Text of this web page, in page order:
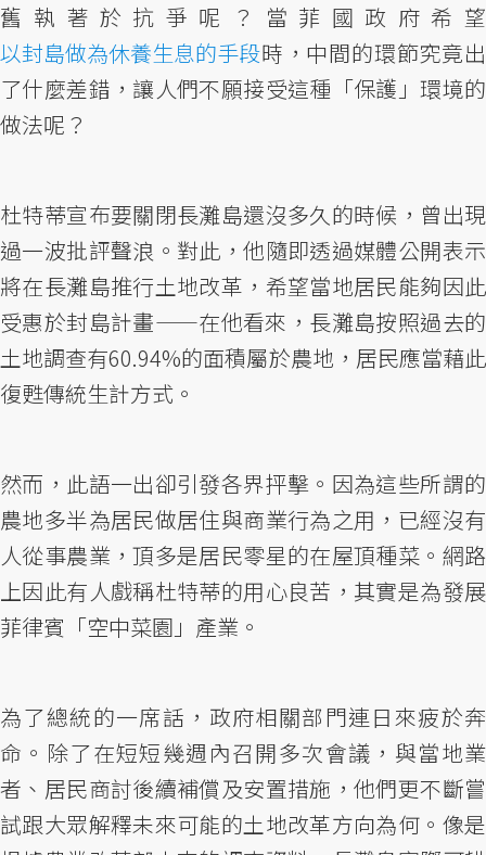
舊執著於抗爭呢？當菲國政府希望
以封島做為休養生息的手段時，中間的環節究竟出
了什麼差錯，讓人們不願接受這種「保護」環境的
做法呢？
杜特蒂宣布要關閉長灘島還沒多久的時候，曾出現
過一波批評聲浪。對此，他隨即透過媒體公開表示
將在長灘島推行土地改革，希望當地居民能夠因此
受惠於封島計畫——在他看來，長灘島按照過去的
土地調查有60.94%的面積屬於農地，居民應當藉此
復甦傳統生計方式。
然而，此語一出卻引發各界抨擊。因為這些所謂的
農地多半為居民做居住與商業行為之用，已經沒有
人從事農業，頂多是居民零星的在屋頂種菜。網路
上因此有人戲稱杜特蒂的用心良苦，其實是為發展
菲律賓「空中菜園」產業。
為了總統的一席話，政府相關部門連日來疲於奔
命。除了在短短幾週內召開多次會議，與當地業
者、居民商討後續補償及安置措施，他們更不斷嘗
試跟大眾解釋未來可能的土地改革方向為何。像是